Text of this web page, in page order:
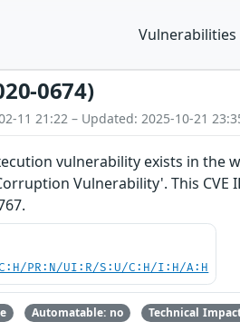
Vulnerabilities
0674)
11 21:22 – Updated: 2025-10-21
vulnerability exists in the
Vulnerability'. This CVE
PR:N/UI:R/S:U/C:H/I:H/A:H
Automatable: no Technical